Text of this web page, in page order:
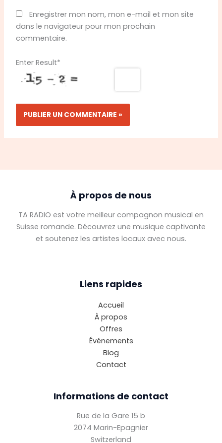
Enregistrer mon nom, mon e-mail et mon site
dans le navigateur pour mon prochain
commentaire.
Enter Result*
À propos de nous
TA RADIO est votre meilleur compagnon musical en
Suisse romande. Découvrez une musique captivante
et soutenez les artistes locaux avec nous.
Liens rapides
Accueil
À propos
Offres
Événements
Blog
Contact
Informations de contact
Rue de la Gare 15 b
2074 Marin-Epagnier
Switzerland